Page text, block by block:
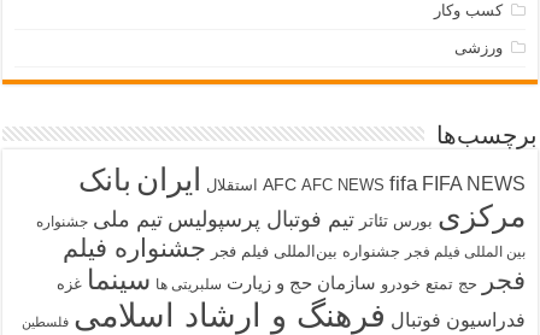
کسب وکار
ورزشی
برچسب‌ها
AFC AFC NEWS fifa FIFA NEWS استقلال ایران بانک
مرکزی بورس تئاتر تیم فوتبال پرسپولیس تیم ملی جشنواره
بین المللی فیلم فجر جشنواره بین‌المللی فیلم فجر جشنواره فیلم
فجر
حج تمتع خودرو سازمان حج و زیارت سلبریتی ها سینما غزه
فدراسیون فوتبال فرهنگ و ارشاد اسلامی فلسطین